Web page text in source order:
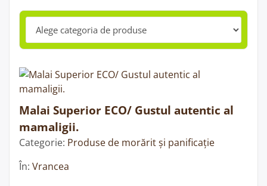
Malai Superior ECO/ Gustul autentic al
mamaligii.
Categorie: Produse de morărit și panificație
În: Vrancea